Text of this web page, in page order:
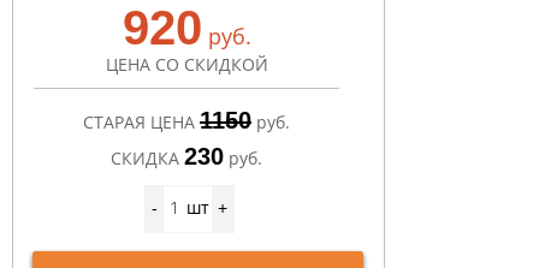
920 руб.
ЦЕНА СО СКИДКОЙ
СТАРАЯ ЦЕНА 1150 руб.
СКИДКА 230 руб.
- шт +